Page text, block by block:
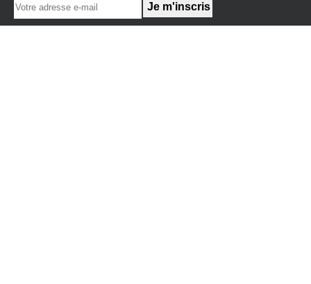
BENIMAR
FOURGON